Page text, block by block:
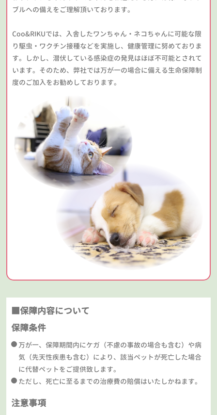
ブルへの備えをご理解頂いております。
Coo&RIKUでは、入舎したワンちゃん・ネコちゃんに可能な限
り駆虫・ワクチン接種などを実施し、健康管理に努めておりま
す。しかし、潜伏している感染症の発見はほぼ不可能とされて
います。そのため、弊社では万が一の場合に備える生命保障制
度のご加入をお勧めしております。
■保障内容について
保障条件
万が一、保障期間内にケガ（不慮の事故の場合も含む）や病
気（先天性疾患も含む）により、該当ペットが死亡した場合
に代替ペットをご提供致します。
ただし、死亡に至るまでの治療費の賠償はいたしかねます。
注意事項